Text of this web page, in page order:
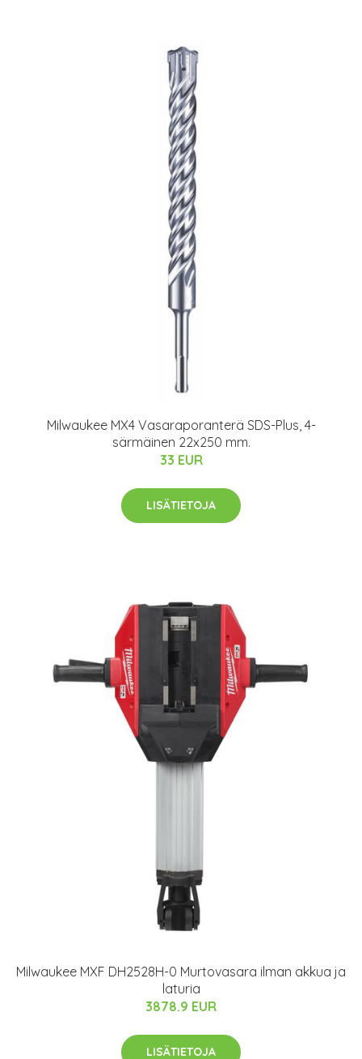
Milwaukee MX4 Vasaraporanterä SDS-Plus, 4-
särmäinen 22x250 mm.
33 EUR
LISÄTIETOJA
Milwaukee MXF DH2528H-0 Murtovasara ilman akkua ja
laturia
3878.9 EUR
LISÄTIETOJA